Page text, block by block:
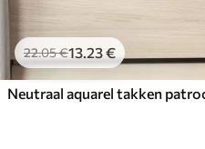
22.05€13.23€
Neutraal aquarel takken